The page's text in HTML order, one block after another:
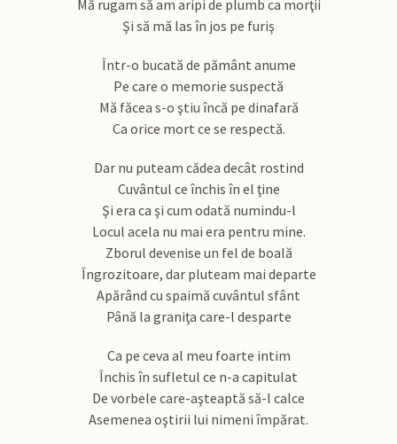
Mă rugam să am aripi de plumb ca morţii
Şi să mă las în jos pe furiş
Într-o bucată de pământ anume
Pe care o memorie suspectă
Mă făcea s-o ştiu încă pe dinafară
Ca orice mort ce se respectă.
Dar nu puteam cădea decât rostind
Cuvântul ce închis în el ţine
Şi era ca şi cum odată numindu-l
Locul acela nu mai era pentru mine.
Zborul devenise un fel de boală
Îngrozitoare, dar pluteam mai departe
Apărând cu spaimă cuvântul sfânt
Până la graniţa care-l desparte
Ca pe ceva al meu foarte intim
Închis în sufletul ce n-a capitulat
De vorbele care-aşteaptă să-l calce
Asemenea oştirii lui nimeni împărat.